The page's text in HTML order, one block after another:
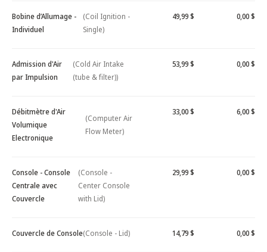
Bobine d’Allumage -
Individuel
(Coil Ignition -
Single)
49,99 $ 0,00 $
Admission d'Air
par Impulsion
(Cold Air Intake
(tube & filter))
53,99 $ 0,00 $
Débitmètre d'Air
Volumique
Electronique
(Computer Air
Flow Meter)
33,00 $ 6,00 $
Console - Console
Centrale avec
Couvercle
(Console -
Center Console
with Lid)
29,99 $ 0,00 $
Couvercle de Console(Console - Lid) 14,79 $ 0,00 $